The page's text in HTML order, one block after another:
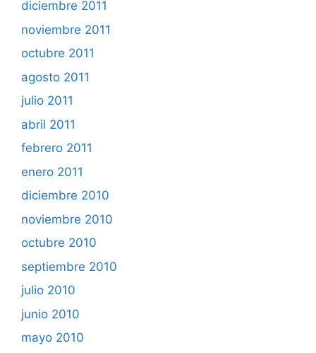
diciembre 2011
noviembre 2011
octubre 2011
agosto 2011
julio 2011
abril 2011
febrero 2011
enero 2011
diciembre 2010
noviembre 2010
octubre 2010
septiembre 2010
julio 2010
junio 2010
mayo 2010